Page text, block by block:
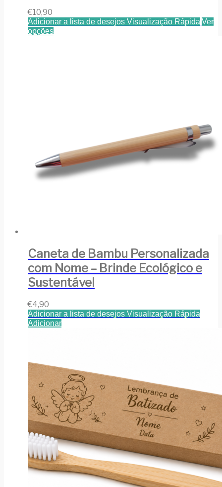
€10,90
Adicionar a lista de desejos Visualização Rápida Ver
opções
Caneta de Bambu Personalizada
com Nome – Brinde Ecológico e
Sustentável
€4,90
Adicionar a lista de desejos Visualização Rápida
Adicionar